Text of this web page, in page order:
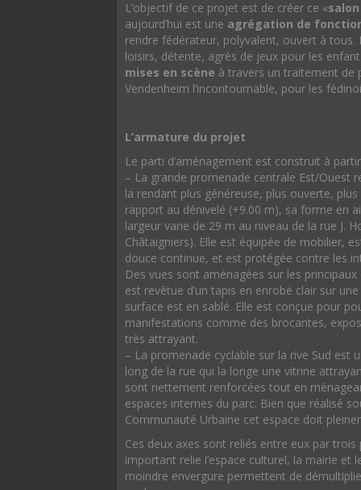
L’objectif de ce projet est de créer ce «
aujourd’hui est une agrégation de
rendre fédérateur, polyvalent, ouvert à
loisirs, détente, agrès de jeux pour les
mises en scène à travers un traitement de
Vendenheim l’incontournable, pour les
L’armature du projet
Le parti d’aménagement est construit à
– La grande promenade centrale Est/Ouest
la rendant plus généreuse, plus ouverte,
rapport au dénivelé (+9.00 m), sa forme en
largeur varie de 29 m au niveau de la rue J.
Châtaigniers). Elle est équipée de mobilier,
douce continue, et est protégée contre les
Des vues sont aménagées sur les
est revêtue d’un tapis en enrobé clair sur
surface est en sablé. Elle est conçue pour
manifestations comme des brocantes,
très attrayant.
– La promenade cyclable sur la rive Sud est
long de la rue qui la longe une vitrine
sont nettement renforcées tout en
espaces internes du parc. Bien que réalisé
Communauté Urbaine cet espace doit
Ces deux axes sont reliés entre eux par
important relie l’espace culturel, la mairie et
moindre envergure permettent de